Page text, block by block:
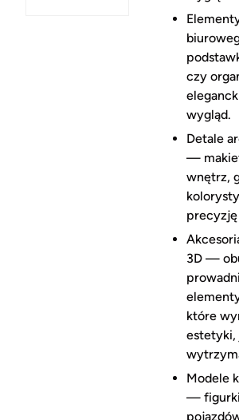
czy
wygląd.
Detale
—
wnętrz,
3D —
które
estetyki,
Modele
—